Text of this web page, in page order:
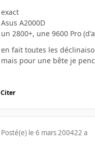
exact
Asus A2000D
un 2800+, une 9600 Pro
en fait toutes les
mais pour une bête je
Citer
Posté(e) le 6 mars 200422 a